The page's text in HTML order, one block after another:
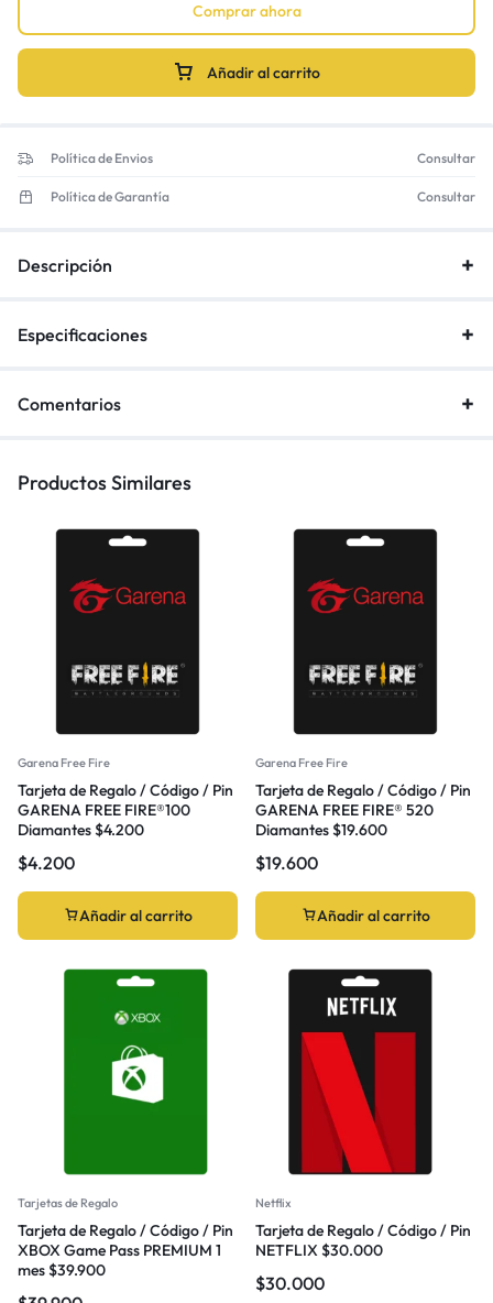
Añadir al carrito
Comprar ahora
Política de Envios Consultar
Política de Garantía Consultar
Descripción
Especificaciones
Comentarios
Productos Similares
Garena Free Fire
Tarjeta de Regalo / Código / Pin
GARENA FREE FIRE®100
Diamantes $4.200
$4.200
Añadir al carrito
Garena Free Fire
Tarjeta de Regalo / Código / Pin
GARENA FREE FIRE® 520
Diamantes $19.600
$19.600
Añadir al carrito
Tarjetas de Regalo
Tarjeta de Regalo / Código / Pin
XBOX Game Pass PREMIUM 1
mes $39.900
Netflix
Tarjeta de Regalo / Código / Pin
NETFLIX $30.000
$30.000